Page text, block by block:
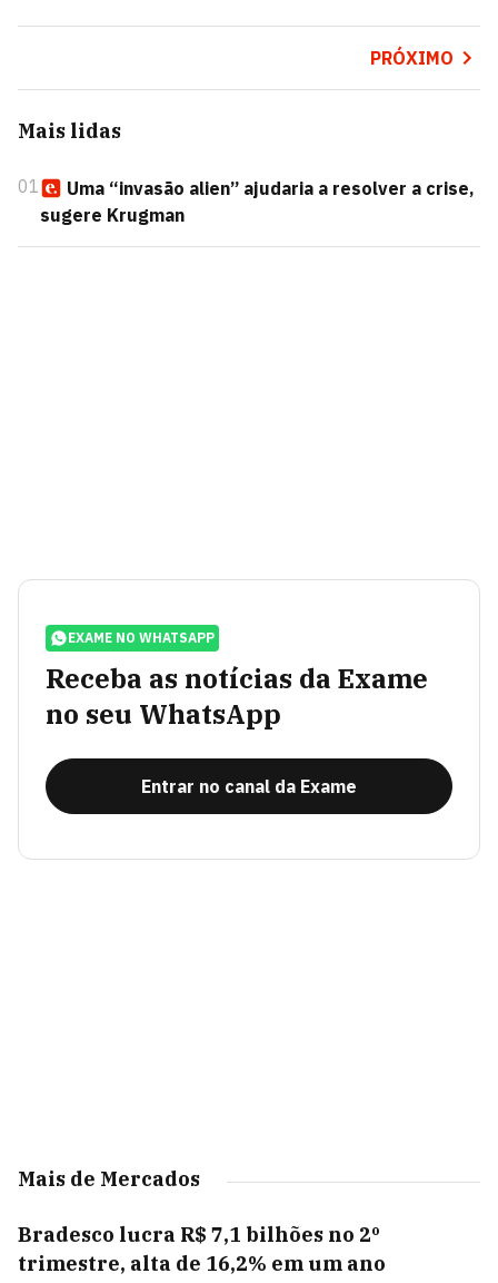
PRÓXIMO
Mais lidas
01
Uma “invasão alien” ajudaria a resolver a crise,
sugere Krugman
EXAME NO WHATSAPP
Receba as notícias da Exame
no seu WhatsApp
Entrar no canal da Exame
Mais de Mercados
Bradesco lucra R$ 7,1 bilhões no 2º
trimestre, alta de 16,2% em um ano